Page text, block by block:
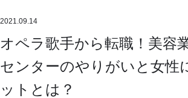
2021.09.14
オペラ歌手から転職！美容
センターのやりがいと女性
ットとは？